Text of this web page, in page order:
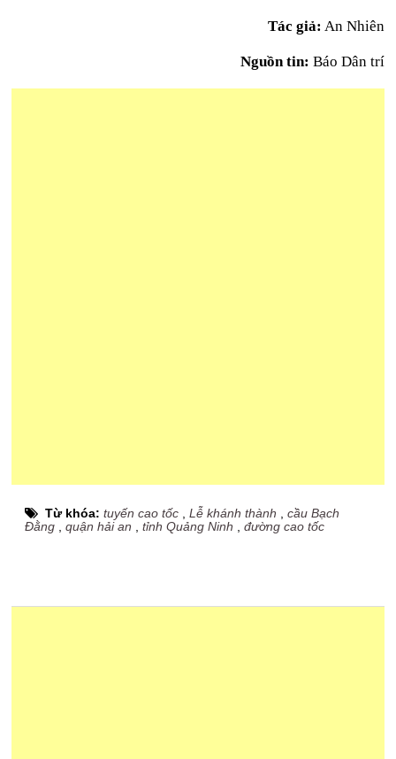
Tác giả: An Nhiên
Nguồn tin: Báo Dân trí
Từ khóa:tuyến cao tốc ,Lễ khánh thành ,cầu Bạch
Đằng ,quận hải an ,tỉnh Quảng Ninh ,đường cao tốc